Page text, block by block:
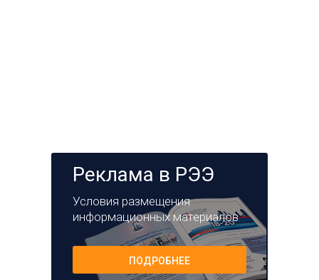
Реклама в РЭЭ
Условия размещения
информационных материалов
ПОДРОБНЕЕ